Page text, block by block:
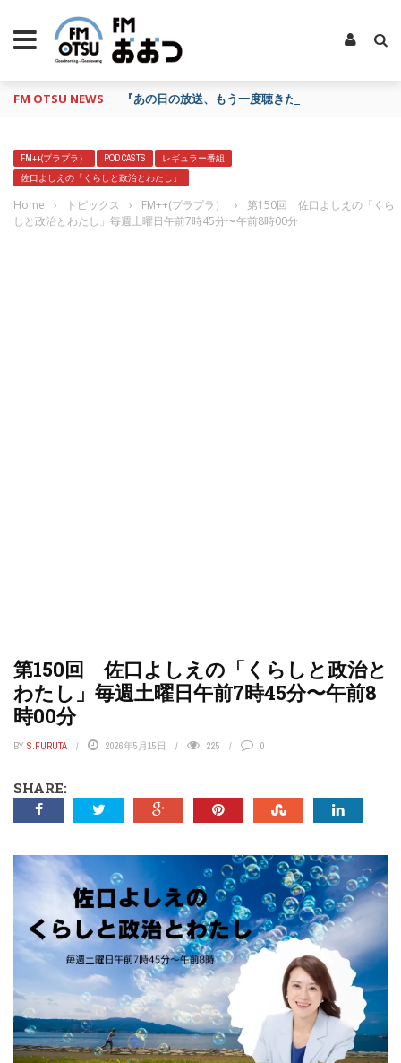
FM OTSU NEWS 『あの日の放送、もう一度聴きたいな…』にお応え
FM++(プラプラ） POD CASTS
レギュラー番組
佐口よしえの「くらしと政治とわたし」
Home › トピックス › FM++(プラプラ） ›
第150回 佐口よしえの「くら
しと政治とわたし」毎週土曜日午前7時45分〜午前8時00分
第150回 佐口よしえの「くらしと政治と
わたし」毎週土曜日午前7時45分〜午前8
時00分
BY S.FURUTA 2026年5月15日 225 0
SHARE: